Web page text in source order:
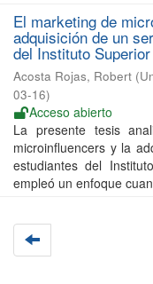
El marketing de
adquisición de un
del Instituto
Acosta Rojas, Robert (
03-16)
Acceso abierto
La presente tesis
microinfluencers y la
estudiantes del
empleó un enfoque